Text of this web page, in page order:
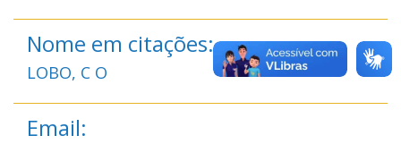
Nome em citações:
LOBO, C O
Email: